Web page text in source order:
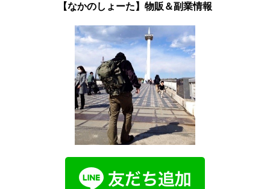
【なかのしょーた】物販＆副業情報